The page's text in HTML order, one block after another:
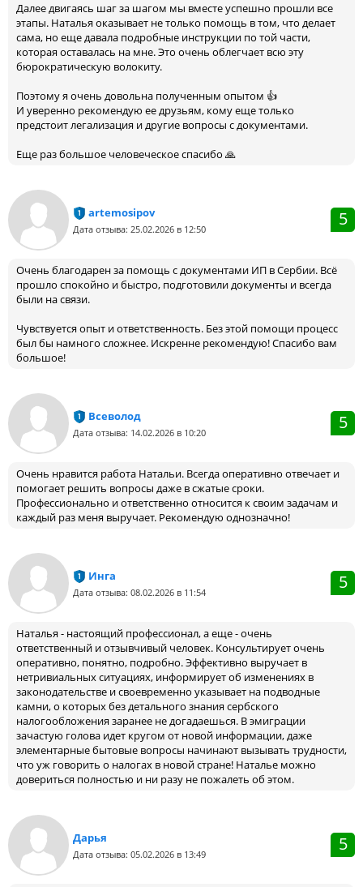
Далее двигаясь шаг за шагом мы вместе успешно прошли все
этапы. Наталья оказывает не только помощь в том, что делает
сама, но еще давала подробные инструкции по той части,
которая оставалась на мне. Это очень облегчает всю эту
бюрократическую волокиту.
Поэтому я очень довольна полученным опытом 👍
И уверенно рекомендую ее друзьям, кому еще только
предстоит легализация и другие вопросы с документами.
Еще раз большое человеческое спасибо 🙏
artemosipov
Дата отзыва: 25.02.2026 в 12:50 5
Очень благодарен за помощь с документами ИП в Сербии. Всё
прошло спокойно и быстро, подготовили документы и всегда
были на связи.
Чувствуется опыт и ответственность. Без этой помощи процесс
был бы намного сложнее. Искренне рекомендую! Спасибо вам
большое!
Всеволод
Дата отзыва: 14.02.2026 в 10:20 5
Очень нравится работа Натальи. Всегда оперативно отвечает и
помогает решить вопросы даже в сжатые сроки.
Профессионально и ответственно относится к своим задачам и
каждый раз меня выручает. Рекомендую однозначно!
Инга
Дата отзыва: 08.02.2026 в 11:54 5
Наталья - настоящий профессионал, а еще - очень
ответственный и отзывчивый человек. Консультирует очень
оперативно, понятно, подробно. Эффективно выручает в
нетривиальных ситуациях, информирует об изменениях в
законодательстве и своевременно указывает на подводные
камни, о которых без детального знания сербского
налогообложения заранее не догадаешься. В эмиграции
зачастую голова идет кругом от новой информации, даже
элементарные бытовые вопросы начинают вызывать трудности,
что уж говорить о налогах в новой стране! Наталье можно
довериться полностью и ни разу не пожалеть об этом.
Дарья
Дата отзыва: 05.02.2026 в 13:49 5